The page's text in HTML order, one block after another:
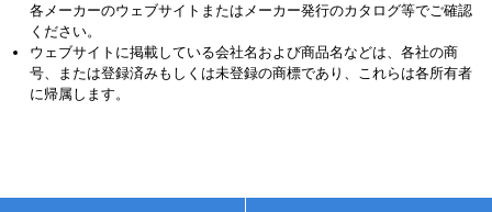
各メーカーのウェブサイトまたはメーカー発行のカタログ等でご確認
ください。
ウェブサイトに掲載している会社名および商品名などは、各社の商
号、または登録済みもしくは未登録の商標であり、これらは各所有者
に帰属します。